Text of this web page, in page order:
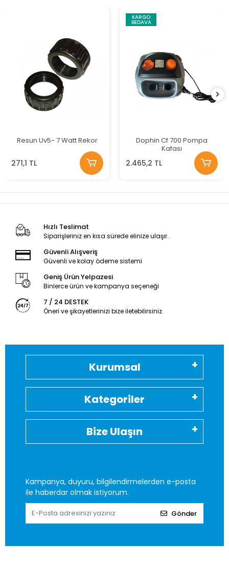
Resun Uv5- 7 Watt Rekor
271,1 TL
KARGO
BEDAVA
Dophin Cf 700 Pompa
Kafası
2.465,2 TL
Hızlı Teslimat
Siparişleriniz en kısa sürede elinize ulaşır.
Güvenli Alışveriş
Güvenli ve kolay ödeme sistemi
Geniş Ürün Yelpazesi
Binlerce ürün ve kampanya seçeneği
7 / 24 DESTEK
Öneri ve şikayetlerinizi bize iletebilirsiniz.
Kurumsal
Kategoriler
Bize Ulaşın
Kampanya, duyuru, bilgilendirmelerden e-posta
ile haberdar olmak istiyorum.
Gönder